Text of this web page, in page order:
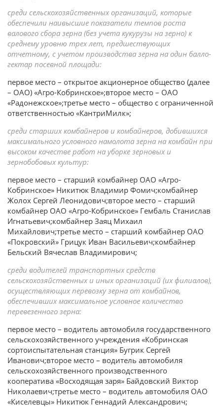
среди сельскохозяйственных организаций, которые
обеспечили наивысшие показатели темпов роста
валового сбора зерна (без учета кукурузы на зерно) к
среднему уровню трех лет, предшествующих
отчетному, с учетом производства зерна на один балло-
гектар посевной площади:
первое место – открытое акционерное общество (далее
– ОАО) «Агро-Кобринское»;второе место – ОАО
«Радонежское»;третье место – общество с ограниченной
ответственностью «КантриМилк»;
среди старших комбайнеров и комбайнеров, добившихся
максимального условного намолота зерна на комбайн при
высоком качестве работ на уборке зерновых и
зернобобовых культур:
первое место – старший комбайнер ОАО «Агро-
Кобринское» Никитюк Владимир Фомич;комбайнер
Жолох Сергей Леонидович;второе место – старший
комбайнер ОАО «Агро-Кобринское» Гембаль Станислав
Игнатьевич;комбайнер Заяц Михаил
Михайлович;третье место – старший комбайнер ОАО
«Покровский» Грицук Иван Васильевич;комбайнер
Бельский Вячеслав Владимирович;
среди водителей транспортных средств
сельскохозяйственных и иных организаций (их филиалов),
осуществляющих перевозку зерна от комбайнов,
обеспечивших максимальное условное количество
перевезенного зерна:
первое место – водитель автомобиля государственного
сельскохозяйственного учреждения «Кобринская
сортоиспытательная станция» Бугрик Сергей
Иванович;второе место – водитель автомобиля
сельскохозяйственного производственного
кооператива «Восходящая заря» Байдовский Виктор
Николаевич;третье место – водитель автомобиля ОАО
«Киселевцы» Никитюк Геннадий Александрович;